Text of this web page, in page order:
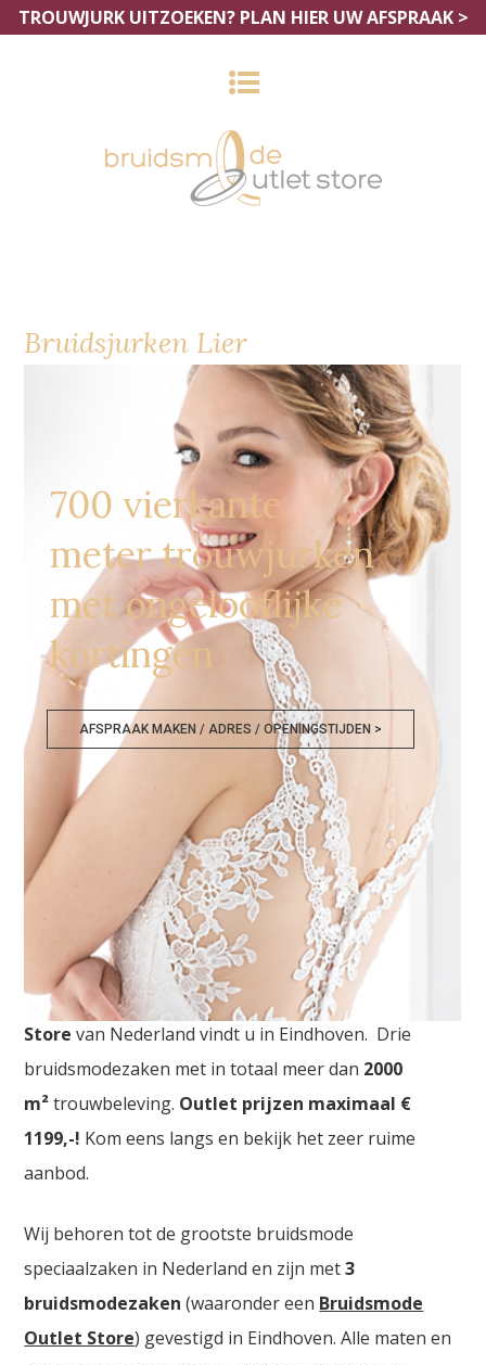
TROUWJURK UITZOEKEN? PLAN HIER UW AFSPRAAK >
Bruidsjurken Lier
700 vierkante
meter trouwjurken
met ongelooflijke
kortingen
AFSPRAAK MAKEN / ADRES / OPENINGSTIJDEN >
Bruidsjurken Lier
Bruidsjurken Lier. Degrootste Bruidsmode Outlet
Store van Nederland vindt u in Eindhoven. Drie
bruidsmodezaken met in totaal meer dan 2000
m²trouwbeleving. Outlet prijzen maximaal €
1199,-! Kom eens langs en bekijk het zeer ruime
aanbod.
Wij behoren tot de grootste bruidsmode
speciaalzaken in Nederland en zijn met3
bruidsmodezaken (waaronder een Bruidsmode
Outlet Store) gevestigd in Eindhoven. Alle maten en